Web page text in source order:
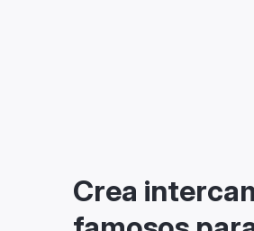
Crea
famosos